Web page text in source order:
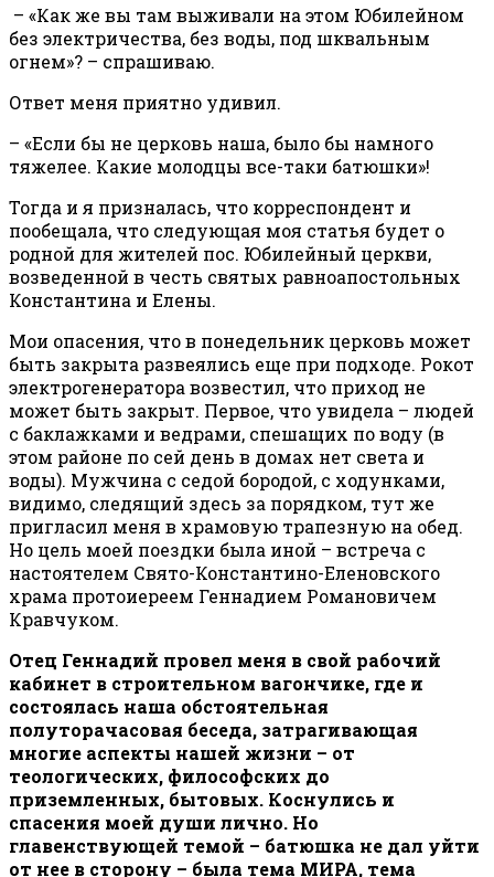
– «Как же вы там выживали на этом Юбилейном
без электричества, без воды, под шквальным
огнем»? – спрашиваю.
Ответ меня приятно удивил.
– «Если бы не церковь наша, было бы намного
тяжелее. Какие молодцы все-таки батюшки»!
Тогда и я призналась, что корреспондент и
пообещала, что следующая моя статья будет о
родной для жителей пос. Юбилейный церкви,
возведенной в честь святых равноапостольных
Константина и Елены.
Мои опасения, что в понедельник церковь может
быть закрыта развеялись еще при подходе. Рокот
электрогенератора возвестил, что приход не
может быть закрыт. Первое, что увидела – людей
с баклажками и ведрами, спешащих по воду (в
этом районе по сей день в домах нет света и
воды). Мужчина с седой бородой, с ходунками,
видимо, следящий здесь за порядком, тут же
пригласил меня в храмовую трапезную на обед.
Но цель моей поездки была иной – встреча с
настоятелем Свято-Константино-Еленовского
храма протоиереем Геннадием Романовичем
Кравчуком.
Отец Геннадий провел меня в свой рабочий
кабинет в строительном вагончике, где и
состоялась наша обстоятельная
полуторачасовая беседа, затрагивающая
многие аспекты нашей жизни – от
теологических, философских до
приземленных, бытовых. Коснулись и
спасения моей души лично. Но
главенствующей темой – батюшка не дал уйти
от нее в сторону – была тема МИРА, тема